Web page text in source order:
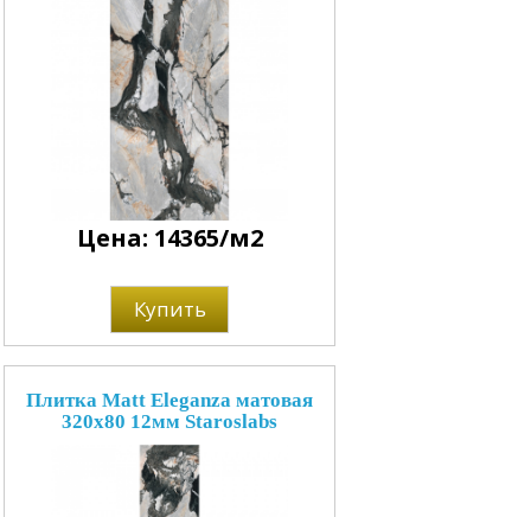
Цена: 14365/м2
Купить
Плитка Matt Eleganza матовая
320x80 12мм Staroslabs